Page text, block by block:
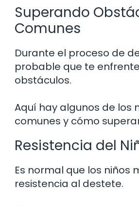
Superando
Comunes
Durante el proceso de
probable que te
obstáculos.
Aquí hay algunos de los
comunes y cómo
Resistencia del
Es normal que los niños
resistencia al destete.